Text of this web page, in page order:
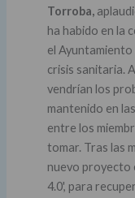
Torroba,
ha habido en la
el
crisis sanitaria.
vendrían los
mantenido en
entre los
tomar. Tras las
nuevo proyecto
4.0', para